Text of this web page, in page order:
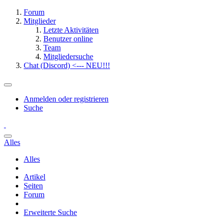
Forum
Mitglieder
Letzte Aktivitäten
Benutzer online
Team
Mitgliedersuche
Chat (Discord) <--- NEU!!!
Anmelden oder registrieren
Suche
Alles
Alles
Artikel
Seiten
Forum
Erweiterte Suche